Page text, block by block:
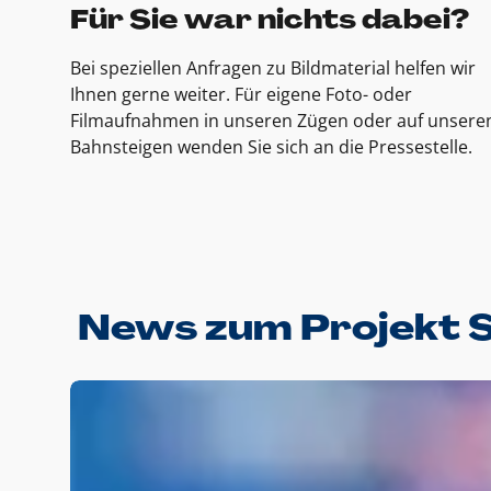
Für Sie war nichts dabei?
Bei speziellen Anfragen zu Bildmaterial helfen wir
Ihnen gerne weiter. Für eigene Foto- oder
Filmaufnahmen in unseren Zügen oder auf
Bahnsteigen wenden Sie sich an die Pressestelle.
News zum Projekt